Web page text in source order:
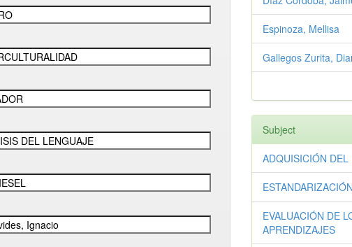
Espinoza, Mellisa
Gallegos Zurita,
Subject
ADQUISICIÓN DEL
ESTANDARIZACIÓN
EVALUACIÓN DE
APRENDIZAJES